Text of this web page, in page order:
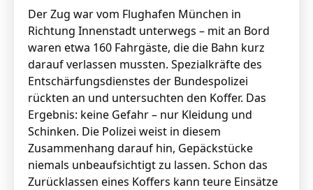
Der Zug war vom Flughafen München in
Richtung Innenstadt unterwegs – mit an Bord
waren etwa 160 Fahrgäste, die die Bahn kurz
darauf verlassen mussten. Spezialkräfte des
Entschärfungsdienstes der Bundespolizei
rückten an und untersuchten den Koffer. Das
Ergebnis: keine Gefahr – nur Kleidung und
Schinken. Die Polizei weist in diesem
Zusammenhang darauf hin, Gepäckstücke
niemals unbeaufsichtigt zu lassen. Schon das
Zurücklassen eines Koffers kann teure Einsätze